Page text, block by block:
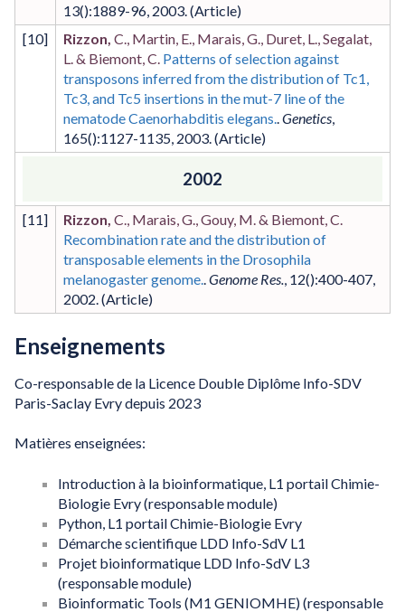
13():1889-96 2003
[10] Rizzon, C., Martin, E., Marais, G., Duret, L., Segalat,
L. & Biemont, C. Patterns of selection against
transposons inferred from the distribution of Tc1,
Tc3, and Tc5 insertions in the mut-7 line of the
nematode Caenorhabditis elegans. Genetics
165():1127-1135 2003
2002
[11] Rizzon, C., Marais, G., Gouy, M. & Biemont, C.
Recombination rate and the distribution of
transposable elements in the Drosophila
melanogaster genome. Genome Res. 12():400-407
2002
Enseignements
Co-responsable de la Licence Double Diplôme Info-SDV
Paris-Saclay Evry depuis 2023
Matières enseignées:
Introduction à la bioinformatique, L1 portail Chimie-
Biologie Evry (responsable module)
Python, L1 portail Chimie-Biologie Evry
Démarche scientifique LDD Info-SdV L1
Projet bioinformatique LDD Info-SdV L3
(responsable module)
Bioinformatic Tools (M1 GENIOMHE) (responsable